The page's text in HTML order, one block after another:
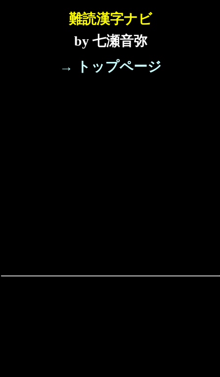
難読漢字ナビ
by 七瀬音弥
→ トップページ